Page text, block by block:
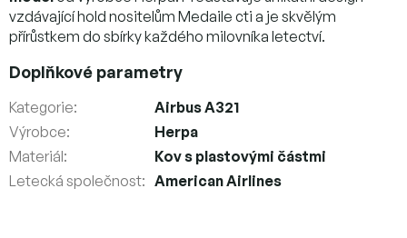
vzdávající hold nositelům Medaile cti a je skvělým
přírůstkem do sbírky každého milovníka letectví.
Doplňkové parametry
Kategorie:
Airbus A321
Výrobce:
Herpa
Materiál:
Kov s plastovými částmi
Letecká společnost: American Airlines